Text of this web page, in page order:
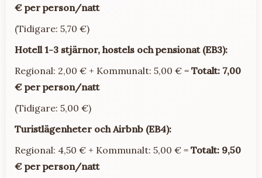
€ per person/natt
(Tidigare: 5,70 €)
Hotell 1-3 stjärnor, hostels och pensionat (EB3):
Regional: 2,00 € + Kommunalt: 5,00 € = Totalt: 7,00
€ per person/natt
(Tidigare: 5,00 €)
Turistlägenheter och Airbnb (EB4):
Regional: 4,50 € + Kommunalt: 5,00 € = Totalt: 9,50
€ per person/natt